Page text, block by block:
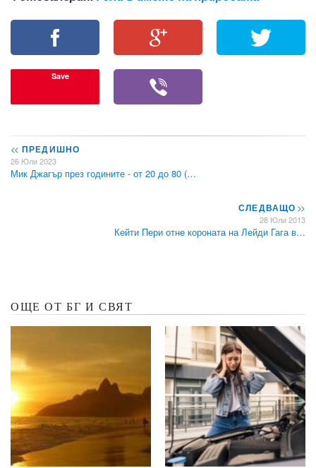
Save
<< ПРЕДИШНО
26 Юли 2023
Мик Джагър през годините - от 20 до 80 (…
СЛЕДВАЩО>>
28 Юли 2013
Кейти Пери отне короната на Лейди Гага в…
ОЩЕ ОТ БГ И СВЯТ